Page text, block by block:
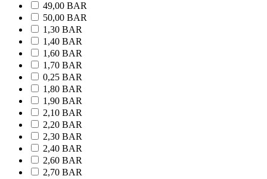
49,00 BAR
50,00 BAR
1,30 BAR
1,40 BAR
1,60 BAR
1,70 BAR
0,25 BAR
1,80 BAR
1,90 BAR
2,10 BAR
2,20 BAR
2,30 BAR
2,40 BAR
2,60 BAR
2,70 BAR